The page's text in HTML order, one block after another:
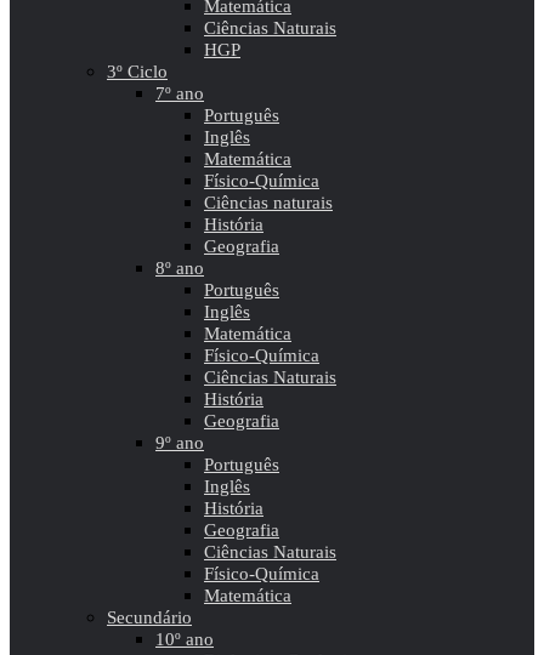
Matemática
Ciências Naturais
HGP
3º Ciclo
7º ano
Português
Inglês
Matemática
Físico-Química
Ciências naturais
História
Geografia
8º ano
Português
Inglês
Matemática
Físico-Química
Ciências Naturais
História
Geografia
9º ano
Português
Inglês
História
Geografia
Ciências Naturais
Físico-Química
Matemática
Secundário
10º ano